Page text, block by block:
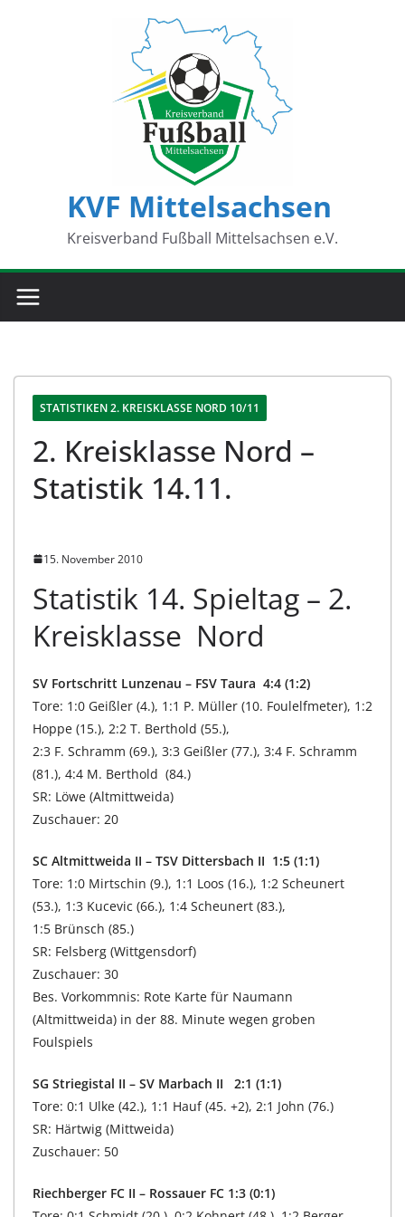
KVF Mittelsachsen
Kreisverband Fußball Mittelsachsen e.V.
STATISTIKEN 2. KREISKLASSE NORD 10/11
2. Kreisklasse Nord –
Statistik 14.11.
15. November 2010
Statistik 14. Spieltag – 2.
Kreisklasse Nord
SV Fortschritt Lunzenau – FSV Taura 4:4 (1:2)
Tore: 1:0 Geißler (4.), 1:1 P. Müller (10. Foulelfmeter), 1:2
Hoppe (15.), 2:2 T. Berthold (55.),
2:3 F. Schramm (69.), 3:3 Geißler (77.), 3:4 F. Schramm
(81.), 4:4 M. Berthold (84.)
SR: Löwe (Altmittweida)
Zuschauer: 20
SC Altmittweida II – TSV Dittersbach II 1:5 (1:1)
Tore: 1:0 Mirtschin (9.), 1:1 Loos (16.), 1:2 Scheunert
(53.), 1:3 Kucevic (66.), 1:4 Scheunert (83.),
1:5 Brünsch (85.)
SR: Felsberg (Wittgensdorf)
Zuschauer: 30
Bes. Vorkommnis: Rote Karte für Naumann
(Altmittweida) in der 88. Minute wegen groben
Foulspiels
SG Striegistal II – SV Marbach II 2:1 (1:1)
Tore: 0:1 Ulke (42.), 1:1 Hauf (45. +2), 2:1 John (76.)
SR: Härtwig (Mittweida)
Zuschauer: 50
Riechberger FC II – Rossauer FC 1:3 (0:1)